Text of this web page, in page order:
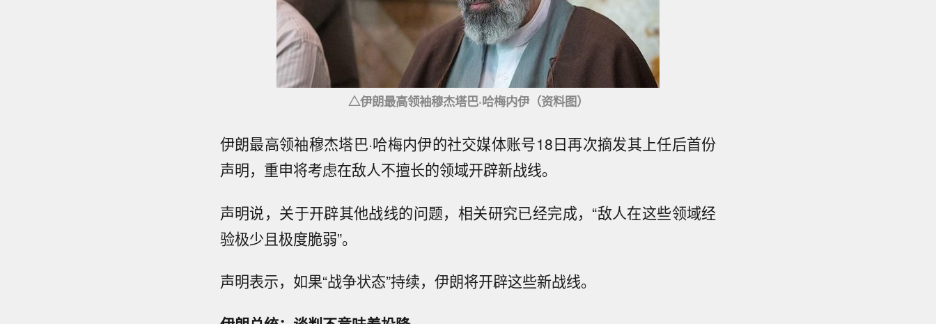
△伊朗最高领袖穆杰塔巴·哈梅内伊（资料图）
伊朗最高领袖穆杰塔巴·哈梅内伊的社交媒体账号18日再次摘发其上任后首份
声明，重申将考虑在敌人不擅长的领域开辟新战线。
声明说，关于开辟其他战线的问题，相关研究已经完成，“敌人在这些领域经
验极少且极度脆弱”。
声明表示，如果“战争状态”持续，伊朗将开辟这些新战线。